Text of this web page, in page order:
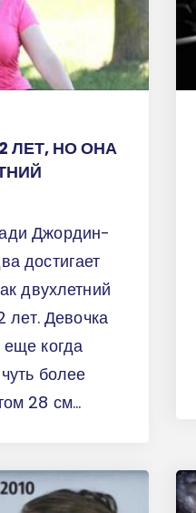
ЛЕТ, НО ОНА
Джордин-
достигает
двухлетний
лет. Девочка
когда
более
28 см...